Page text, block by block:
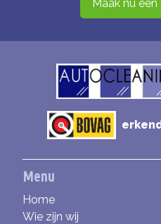
Maak nu
Menu
Home
Wie zijn wij